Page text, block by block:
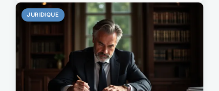
JURIDIQUE